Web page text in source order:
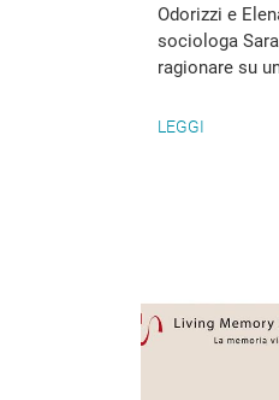
Odorizzi e
sociologa
ragionare su
LEGGI